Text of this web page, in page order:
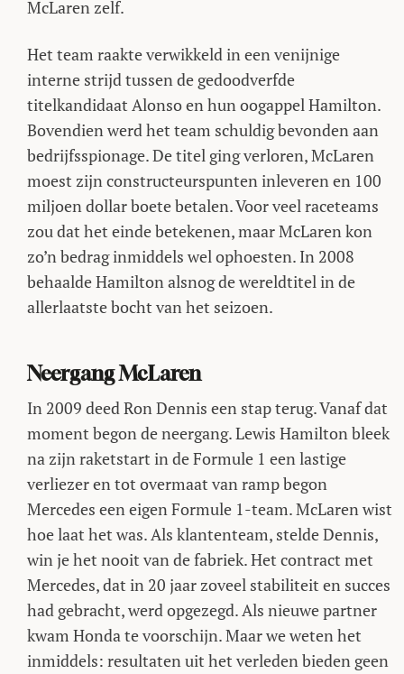
McLaren zelf.
Het team raakte verwikkeld in een venijnige
interne strijd tussen de gedoodverfde
titelkandidaat Alonso en hun oogappel Hamilton.
Bovendien werd het team schuldig bevonden aan
bedrijfsspionage. De titel ging verloren, McLaren
moest zijn constructeurspunten inleveren en 100
miljoen dollar boete betalen. Voor veel raceteams
zou dat het einde betekenen, maar McLaren kon
zo’n bedrag inmiddels wel ophoesten. In 2008
behaalde Hamilton alsnog de wereldtitel in de
allerlaatste bocht van het seizoen.
Neergang McLaren
In 2009 deed Ron Dennis een stap terug. Vanaf dat
moment begon de neergang. Lewis Hamilton bleek
na zijn raketstart in de Formule 1 een lastige
verliezer en tot overmaat van ramp begon
Mercedes een eigen Formule 1-team. McLaren wist
hoe laat het was. Als klantenteam, stelde Dennis,
win je het nooit van de fabriek. Het contract met
Mercedes, dat in 20 jaar zoveel stabiliteit en succes
had gebracht, werd opgezegd. Als nieuwe partner
kwam Honda te voorschijn. Maar we weten het
inmiddels: resultaten uit het verleden bieden geen